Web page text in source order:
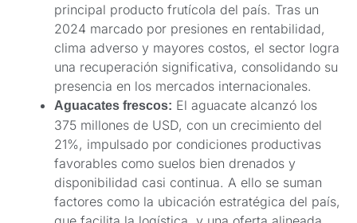
principal producto frutícola del país. Tras un
2024 marcado por presiones en rentabilidad,
clima adverso y mayores costos, el sector logra
una recuperación significativa, consolidando su
presencia en los mercados internacionales.
Aguacates frescos: El aguacate alcanzó los
375 millones de USD, con un crecimiento del
21%, impulsado por condiciones productivas
favorables como suelos bien drenados y
disponibilidad casi continua. A ello se suman
factores como la ubicación estratégica del país,